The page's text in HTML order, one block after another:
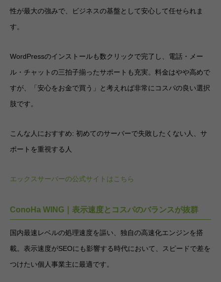
性が最大の強みで、ビジネスの基盤として安心して任せられま
す。
WordPressのインストールも数クリックで完了し、電話・メー
ル・チャットの三拍子揃ったサポートも充実。料金はやや高めで
すが、「安心をお金で買う」と考えれば非常にコスパの良い選択
肢です。
こんな人におすすめ: 初めてのサーバーで失敗したくない人、サ
ポートを重視する人
エックスサーバーの公式サイトはこちら
ConoHa WING｜表示速度とコスパのバランスが抜群
国内最速レベルの処理速度を謳い、独自の高速化エンジンを搭
載。表示速度がSEOにも影響する時代において、スピードで差を
つけたい個人事業主に最適です。